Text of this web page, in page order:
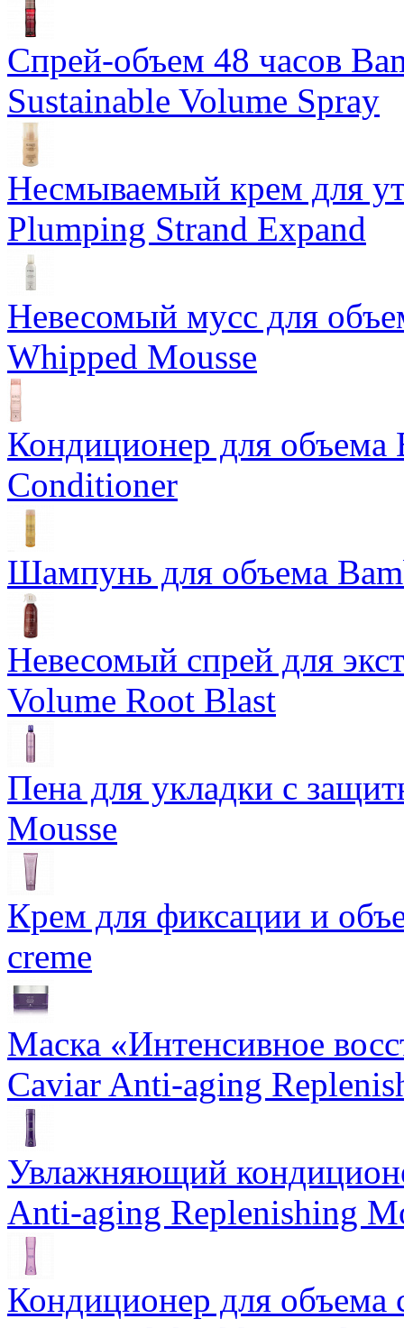
Спрей-объем 48 часов
Sustainable Volume Spray
Несмываемый крем для
Plumping Strand Expand
Невесомый мусс для
Whipped Mousse
Кондиционер для объема
Conditioner
Шампунь для объема
Невесомый спрей для
Volume Root Blast
Пена для укладки с
Mousse
Крем для фиксации и
creme
Маска «Интенсивное
Caviar Anti-aging
Увлажняющий
Anti-aging Replenishing
Кондиционер для